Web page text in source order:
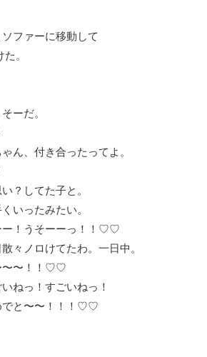
ファーに移動して
。
ーだ。
ん、付き合ったってよ。
？してた子と。
ったみたい。
！うそーーっ！！♡♡
々ノロけてたわ。一日中。
〜〜！！♡♡
っ！すごいねっ！
と〜〜！！！♡♡